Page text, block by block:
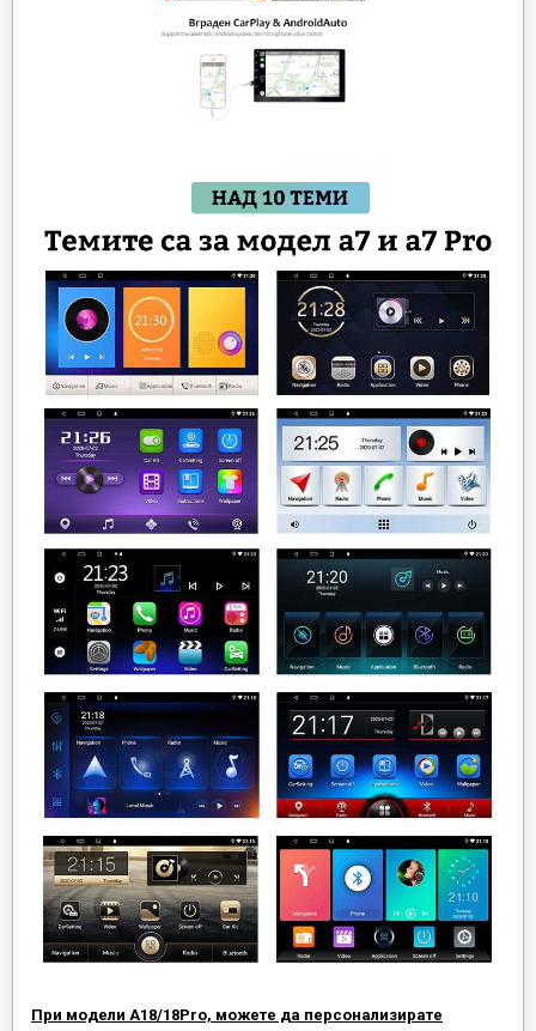
При модели А18/18Pro, можете да персонализирате